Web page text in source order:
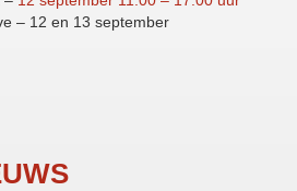
– 12 en 13 september